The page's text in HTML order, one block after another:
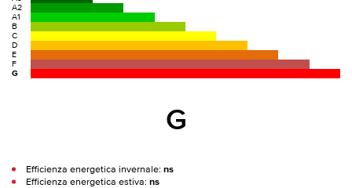
A2
A1
B
C
D
E
F
G
G
Efficienza energetica invernale: ns
Efficienza energetica estiva: ns